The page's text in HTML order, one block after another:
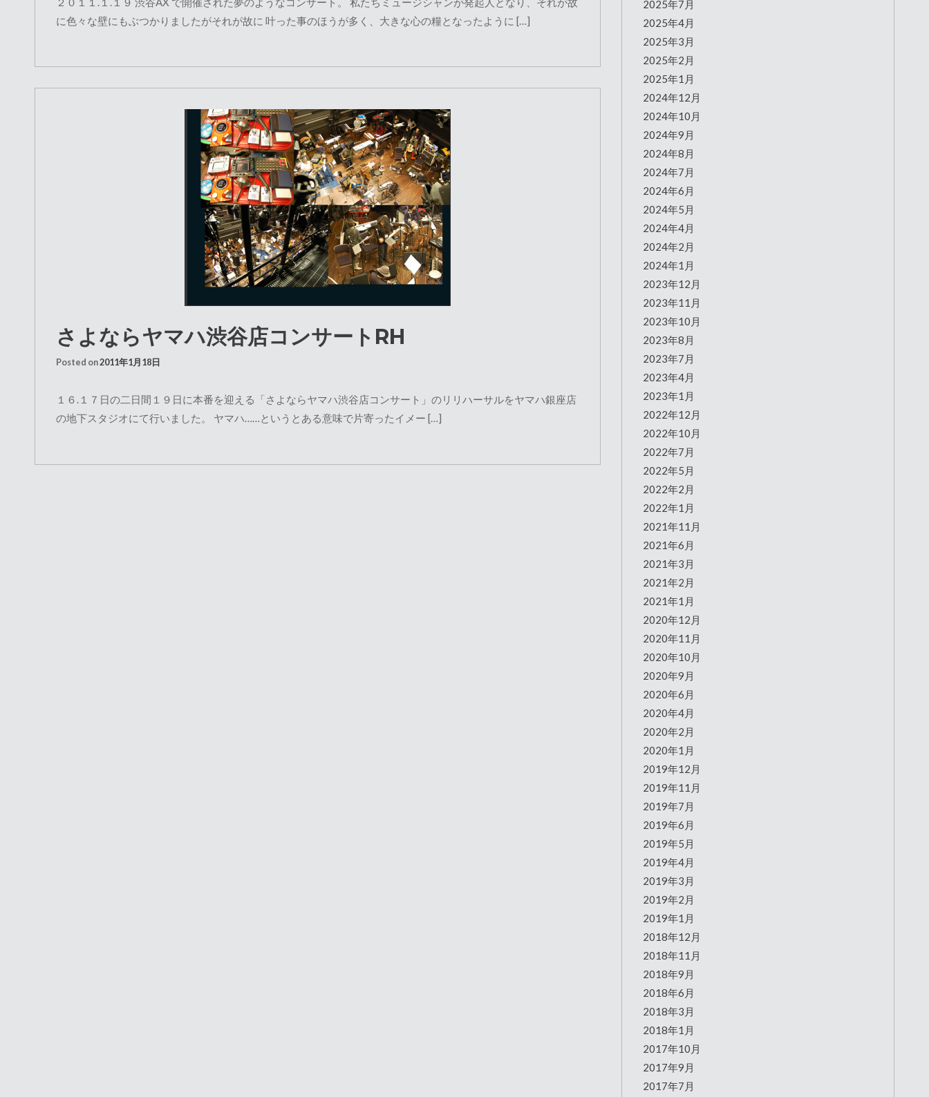
に色々な壁にもぶつかりましたがそれが故に 叶った事のほうが多く、大きな心の糧となったように […]
さよならヤマハ渋谷店コンサートRH
Posted on2011年1月18日
１６.１７日の二日間１９日に本番を迎える「さよならヤマハ渋谷店コンサート」のリリハーサルをヤマハ銀座店
の地下スタジオにて行いました。 ヤマハ……というとある意味で片寄ったイメー […]
2025年7月
2025年4月
2025年3月
2025年2月
2025年1月
2024年12月
2024年10月
2024年9月
2024年8月
2024年7月
2024年6月
2024年5月
2024年4月
2024年2月
2024年1月
2023年12月
2023年11月
2023年10月
2023年8月
2023年7月
2023年4月
2023年1月
2022年12月
2022年10月
2022年7月
2022年5月
2022年2月
2022年1月
2021年11月
2021年6月
2021年3月
2021年2月
2021年1月
2020年12月
2020年11月
2020年10月
2020年9月
2020年6月
2020年4月
2020年2月
2020年1月
2019年12月
2019年11月
2019年7月
2019年6月
2019年5月
2019年4月
2019年3月
2019年2月
2019年1月
2018年12月
2018年11月
2018年9月
2018年6月
2018年3月
2018年1月
2017年10月
2017年9月
2017年7月